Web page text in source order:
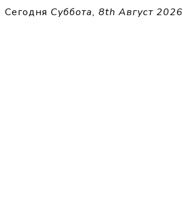
Перейти
Сегодня Суббота, 8th Август 2026